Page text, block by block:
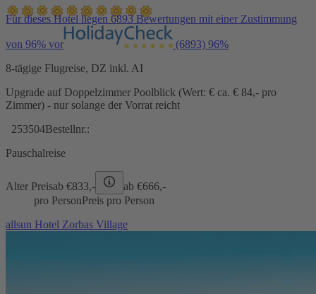
Für dieses Hotel liegen 6893 Bewertungen mit einer Zustimmung
von 96% vor (6893) 96%
8-tägige Flugreise, DZ inkl. AI
Upgrade auf Doppelzimmer Poolblick (Wert: € ca. € 84,- pro
Zimmer) - nur solange der Vorrat reicht
253504Bestellnr.:
Pauschalreise
Alter Preisab €833,- ab €666,-
pro PersonPreis pro Person
allsun Hotel Zorbas Village